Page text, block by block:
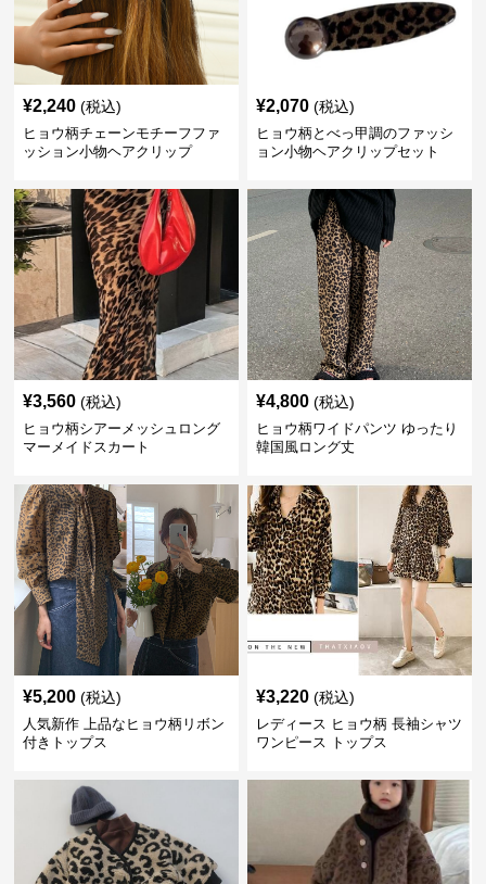
¥2,240 (税込)
ヒョウ柄チェーンモチーフファ
ッション小物ヘアクリップ
¥2,070 (税込)
ヒョウ柄とべっ甲調のファッシ
ョン小物ヘアクリップセット
¥3,560 (税込)
ヒョウ柄シアーメッシュロング
マーメイドスカート
¥4,800 (税込)
ヒョウ柄ワイドパンツ ゆったり
韓国風ロング丈
¥5,200 (税込)
人気新作 上品なヒョウ柄リボン
付きトップス
¥3,220 (税込)
レディース ヒョウ柄 長袖シャツ
ワンピース トップス